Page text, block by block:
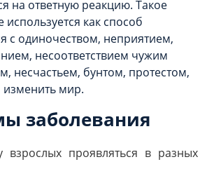
на ответную реакцию. Такое
используется как способ
с одиночеством, неприятием,
несоответствием чужим
несчастьем, бунтом, протестом,
мир.
заболевания
взрослых проявляться в разных